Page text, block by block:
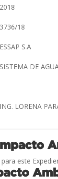
2018
3736/18
ESSAP S.A
SISTEMA DE
ING. LORENA
este